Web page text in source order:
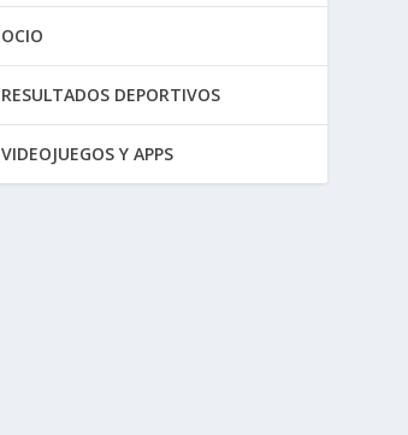
OCIO
RESULTADOS DEPORTIVOS
VIDEOJUEGOS Y APPS